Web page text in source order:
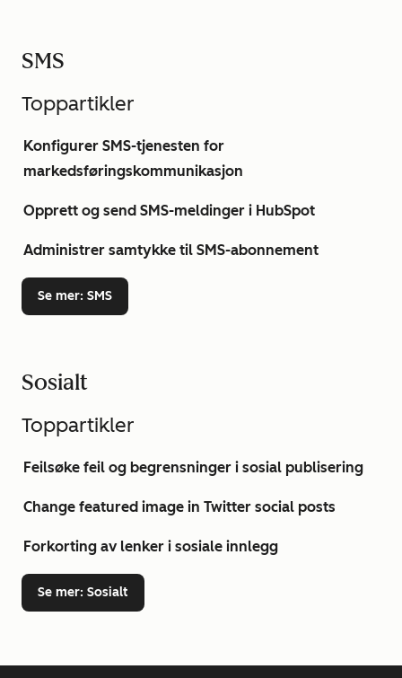
SMS
Toppartikler
Konfigurer SMS-tjenesten for
markedsføringskommunikasjon
Opprett og send SMS-meldinger i HubSpot
Administrer samtykke til SMS-abonnement
Se mer: SMS
Sosialt
Toppartikler
Feilsøke feil og begrensninger i sosial publisering
Change featured image in Twitter social posts
Forkorting av lenker i sosiale innlegg
Se mer: Sosialt